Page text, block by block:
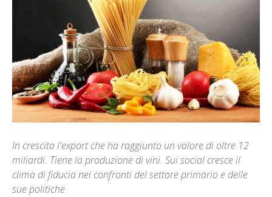
In crescita l'export che ha raggiunto un valore di oltre 12
miliardi. Tiene la produzione di vini. Sui social cresce il
clima di fiducia nei confronti del settore primario e delle
sue politiche